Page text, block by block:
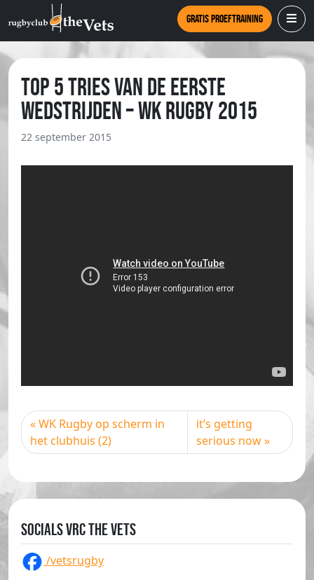
Gratis proeftraining
Top 5 tries van de eerste
wedstrijden – WK rugby 2015
22 september 2015
WK Rugby op scherm in
het clubhuis (2)
it’s getting
serious now
Socials VRC The Vets
/vetsrugby